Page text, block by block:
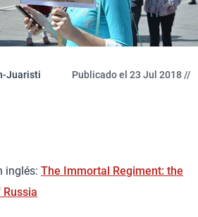
Juaristi Publicado el 23 Jul 2018 //
inglés: The Immortal Regiment: the